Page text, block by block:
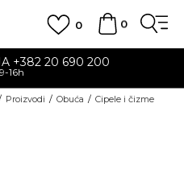
0
0
+382 20 690 200
16h
Proizvodi Obuća
Cipele i čizme